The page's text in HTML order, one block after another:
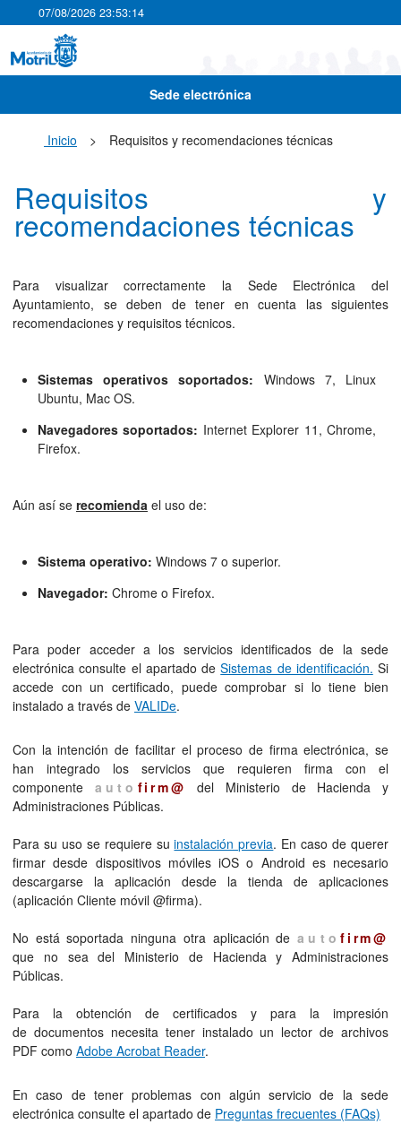
07/08/2026 23:53:15
Sede electrónica
Inicio > Requisitos y recomendaciones técnicas
Requisitos y
recomendaciones técnicas
Para visualizar correctamente la Sede Electrónica del
Ayuntamiento, se deben de tener en cuenta las siguientes
recomendaciones y requisitos técnicos.
Sistemas operativos soportados: Windows 7, Linux
Ubuntu, Mac OS.
Navegadores soportados: Internet Explorer 11, Chrome,
Firefox.
Aún así se recomienda el uso de:
Sistema operativo: Windows 7 o superior.
Navegador: Chrome o Firefox.
Para poder acceder a los servicios identificados de la sede
electrónica consulte el apartado deSistemas de identificación. Si
accede con un certificado, puede comprobar si lo tiene bien
instalado a través de VALIDe.
Con la intención de facilitar el proceso de firma electrónica, se
han integrado los servicios que requieren firma con el
componente auto firm@
del Ministerio de Hacienda y
Administraciones Públicas.
Para su uso se requiere suinstalación previa. En caso de querer
firmar desde dispositivos móviles iOS o Android es necesario
descargarse la aplicación desde la tienda de aplicaciones
(aplicación Cliente móvil @firma).
No está soportada ninguna otra aplicación deauto firm@
que no sea del Ministerio de Hacienda y Administraciones
Públicas.
Para la obtención de certificados y para la impresión
de documentos necesita tener instalado un lector de archivos
PDF como Adobe Acrobat Reader.
En caso de tener problemas con algún servicio de la sede
electrónica consulte el apartado de Preguntas frecuentes (FAQs)